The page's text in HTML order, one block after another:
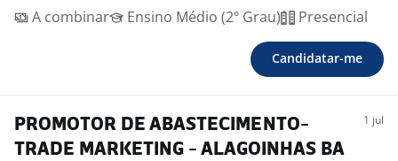
A combinar
Ensino Médio (2º Grau) Presencial
Candidatar-me
PROMOTOR DE ABASTECIMENTO-
TRADE MARKETING - ALAGOINHAS BA
1 jul